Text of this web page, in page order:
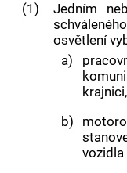
(1)
Jedním
osvětlení
a)
krajnici,
b)